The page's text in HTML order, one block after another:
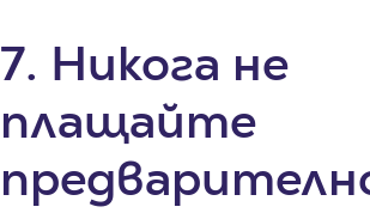
7. Никога не
плащайте